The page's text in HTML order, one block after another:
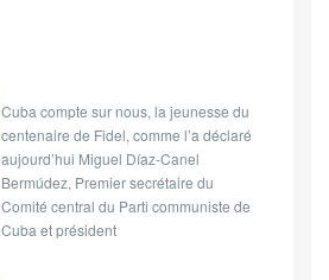
Cuba compte sur nous, la jeunesse du
centenaire de Fidel, comme l’a déclaré
aujourd’hui Miguel Díaz-Canel
Bermúdez, Premier secrétaire du
Comité central du Parti communiste de
Cuba et président